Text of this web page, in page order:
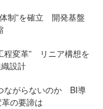
制”を確立 開発基盤
程変革” リニア構想を
設計
ながらないのか BI導
の要諦は